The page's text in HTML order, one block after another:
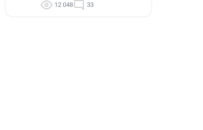
12 048 33